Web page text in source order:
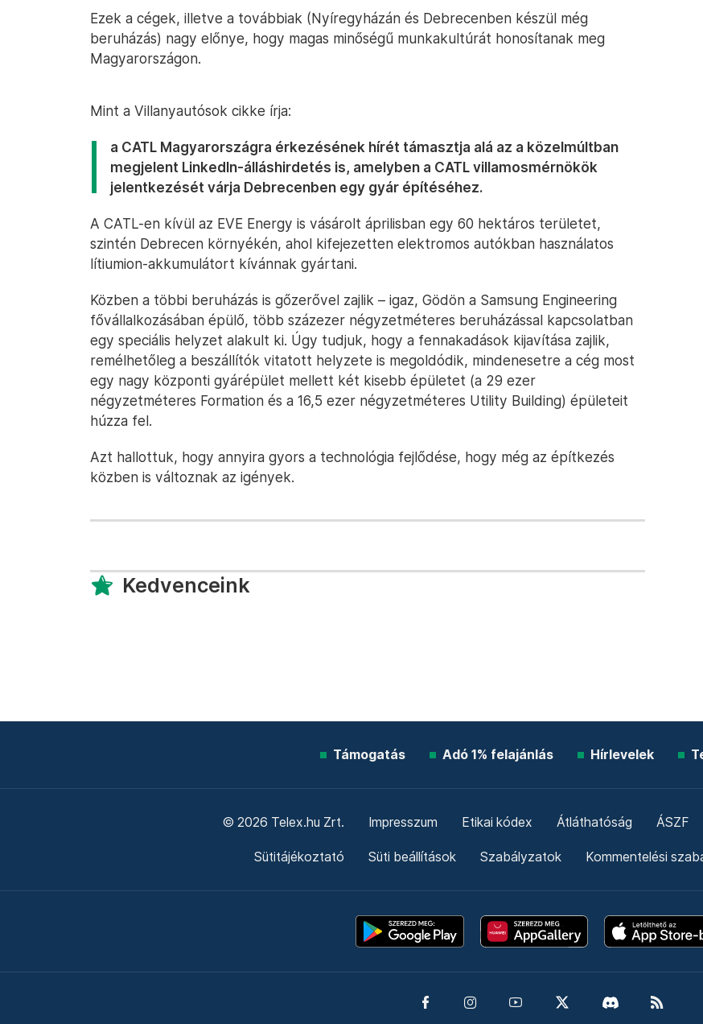
Ezek a cégek, illetve a továbbiak (Nyíregyházán és Debrecenben készül még
beruházás) nagy előnye, hogy magas minőségű munkakultúrát honosítanak meg
Magyarországon.
Mint a Villanyautósok cikke írja:
a CATL Magyarországra érkezésének hírét támasztja alá az a közelmúltban
megjelent LinkedIn-álláshirdetés is, amelyben a CATL villamosmérnökök
jelentkezését várja Debrecenben egy gyár építéséhez.
A CATL-en kívül az EVE Energy is vásárolt áprilisban egy 60 hektáros területet,
szintén Debrecen környékén, ahol kifejezetten elektromos autókban használatos
lítiumion-akkumulátort kívánnak gyártani.
Közben a többi beruházás is gőzerővel zajlik – igaz, Gödön a Samsung Engineering
fővállalkozásában épülő, több százezer négyzetméteres beruházással kapcsolatban
egy speciális helyzet alakult ki. Úgy tudjuk, hogy a fennakadások kijavítása zajlik,
remélhetőleg a beszállítók vitatott helyzete is megoldódik, mindenesetre a cég most
egy nagy központi gyárépület mellett két kisebb épületet (a 29 ezer
négyzetméteres Formation és a 16,5 ezer négyzetméteres Utility Building) épületeit
húzza fel.
Azt hallottuk, hogy annyira gyors a technológia fejlődése, hogy még az építkezés
közben is változnak az igények.
Kedvenceink
Támogatás Adó 1% felajánlás Hírlevelek
© 2026 Telex.hu Zrt. Impresszum Etikai kódex Átláthatóság ÁSZF
Sütitájékoztató Süti beállítások Szabályzatok Kommentelési